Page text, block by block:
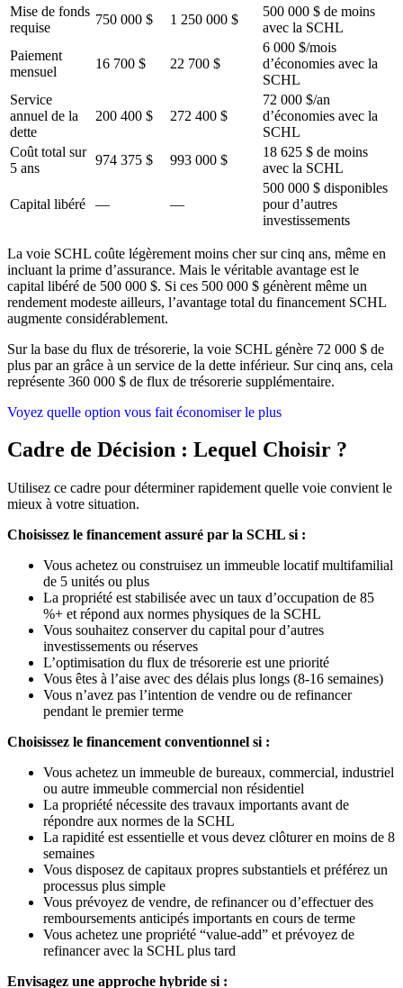
Mise de fonds
requise
750 000 $ 1 250 000 $
500 000 $ de moins
avec la SCHL
Paiement
mensuel
16 700 $ 22 700 $
6 000 $/mois
d’économies avec la
SCHL
Service
annuel de la
dette
200 400 $ 272 400 $
72 000 $/an
d’économies avec la
SCHL
Coût total sur
5 ans
974 375 $ 993 000 $
18 625 $ de moins
avec la SCHL
Capital libéré — —
500 000 $ disponibles
pour d’autres
investissements
La voie SCHL coûte légèrement moins cher sur cinq ans, même en
incluant la prime d’assurance. Mais le véritable avantage est le
capital libéré de 500 000 $. Si ces 500 000 $ génèrent même un
rendement modeste ailleurs, l’avantage total du financement SCHL
augmente considérablement.
Sur la base du flux de trésorerie, la voie SCHL génère 72 000 $ de
plus par an grâce à un service de la dette inférieur. Sur cinq ans, cela
représente 360 000 $ de flux de trésorerie supplémentaire.
Voyez quelle option vous fait économiser le plus
Cadre de Décision : Lequel Choisir ?
Utilisez ce cadre pour déterminer rapidement quelle voie convient le
mieux à votre situation.
Choisissez le financement assuré par la SCHL si :
Vous achetez ou construisez un immeuble locatif multifamilial
de 5 unités ou plus
La propriété est stabilisée avec un taux d’occupation de 85
%+ et répond aux normes physiques de la SCHL
Vous souhaitez conserver du capital pour d’autres
investissements ou réserves
L’optimisation du flux de trésorerie est une priorité
Vous êtes à l’aise avec des délais plus longs (8-16 semaines)
Vous n’avez pas l’intention de vendre ou de refinancer
pendant le premier terme
Choisissez le financement conventionnel si :
Vous achetez un immeuble de bureaux, commercial, industriel
ou autre immeuble commercial non résidentiel
La propriété nécessite des travaux importants avant de
répondre aux normes de la SCHL
La rapidité est essentielle et vous devez clôturer en moins de 8
semaines
Vous disposez de capitaux propres substantiels et préférez un
processus plus simple
Vous prévoyez de vendre, de refinancer ou d’effectuer des
remboursements anticipés importants en cours de terme
Vous achetez une propriété “value-add” et prévoyez de
refinancer avec la SCHL plus tard
Envisagez une approche hybride si :